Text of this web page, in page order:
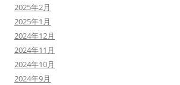
2025年2月
2025年1月
2024年12月
2024年11月
2024年10月
2024年9月